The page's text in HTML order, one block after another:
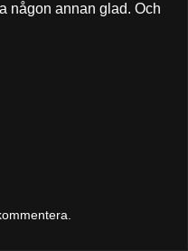
någon annan glad. Och